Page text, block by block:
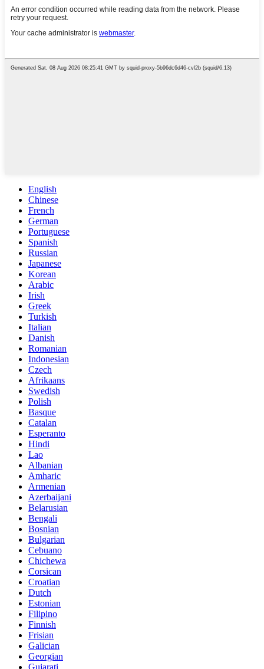
English
Chinese
French
German
Portuguese
Spanish
Russian
Japanese
Korean
Arabic
Irish
Greek
Turkish
Italian
Danish
Romanian
Indonesian
Czech
Afrikaans
Swedish
Polish
Basque
Catalan
Esperanto
Hindi
Lao
Albanian
Amharic
Armenian
Azerbaijani
Belarusian
Bengali
Bosnian
Bulgarian
Cebuano
Chichewa
Corsican
Croatian
Dutch
Estonian
Filipino
Finnish
Frisian
Galician
Georgian